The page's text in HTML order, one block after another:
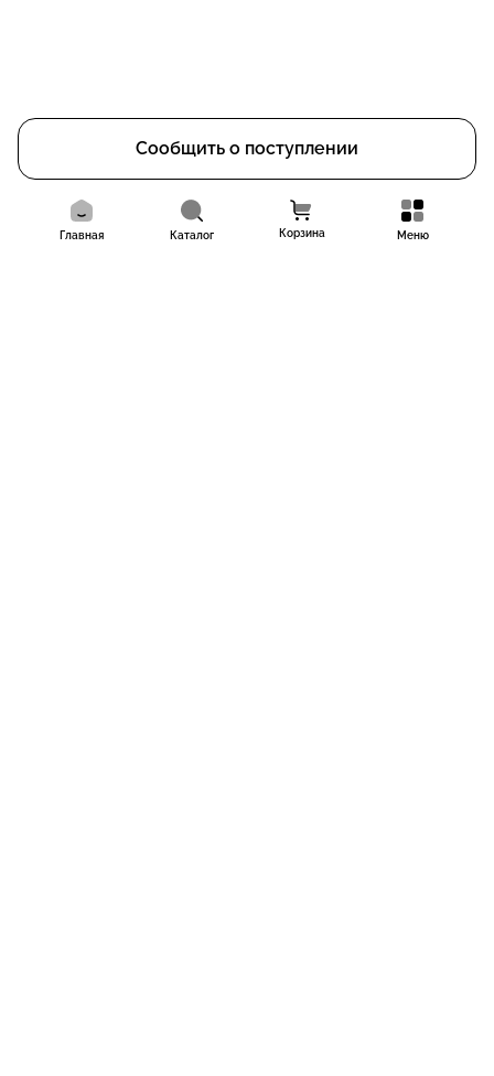
Сообщить о поступлении
Главная Каталог Корзина Меню